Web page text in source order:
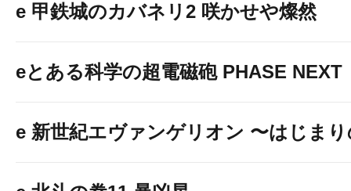
8/7(金) 10時
景品カウンタ
e 甲鉄城のカバネリ2 咲かせや燦然
eとある科学の超電磁砲 PHASE NEXT
e 新世紀エヴァンゲリオン 〜はじま